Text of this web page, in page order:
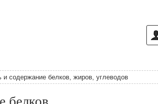
содержание белков, жиров, углеводов